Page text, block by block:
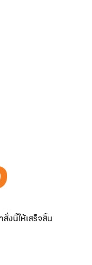
งนี้ให้เสร็จสิ้น